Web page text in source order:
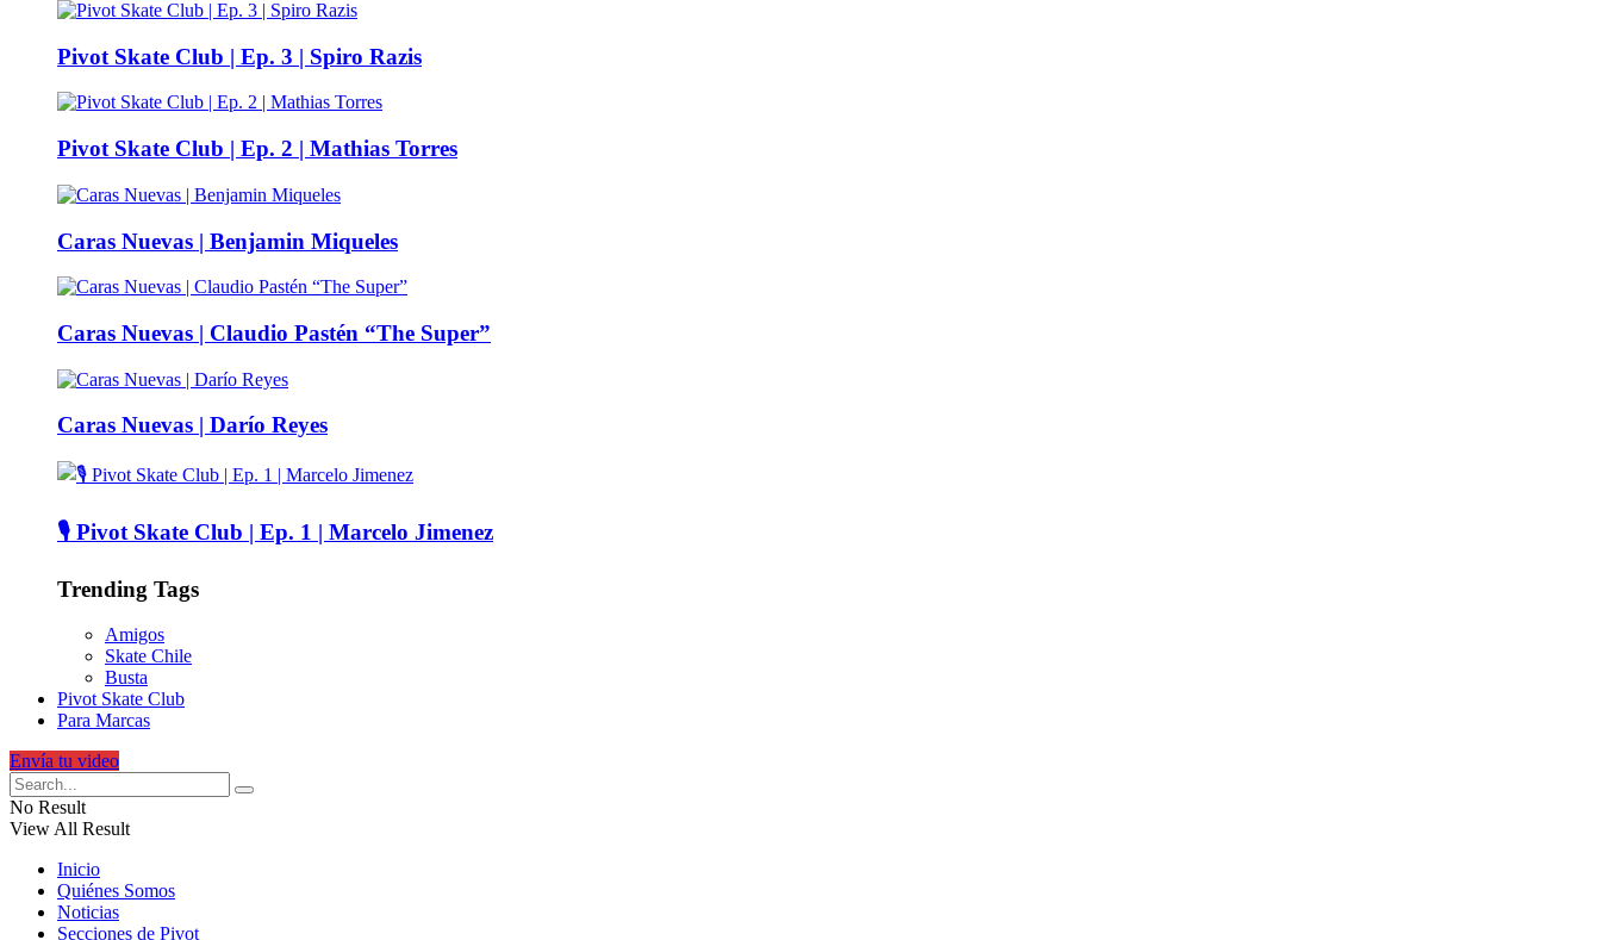
Pivot Skate Club | Ep. 3 | Spiro Razis
Pivot Skate Club | Ep. 2 | Mathias Torres
Caras Nuevas | Benjamin Miqueles
Caras Nuevas | Claudio Pastén “The Super”
Caras Nuevas | Darío Reyes
🎙️ Pivot Skate Club | Ep. 1 | Marcelo Jimenez
Trending Tags
Amigos
Skate Chile
Busta
Pivot Skate Club
Para Marcas
Envía tu video
No Result
View All Result
Inicio
Quiénes Somos
Noticias
Secciones de Pivot